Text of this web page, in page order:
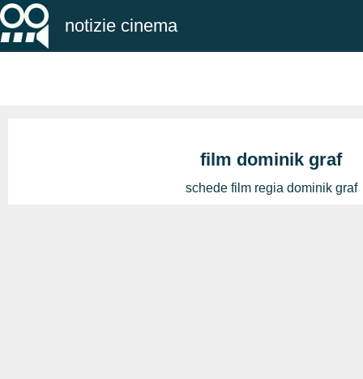
notizie cinema
film dominik graf
schede film regia dominik graf